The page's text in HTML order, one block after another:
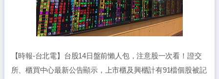
【時報-台北電】台股14日盤前懶人包，注意股一次看！證交
所、櫃買中心最新公告顯示，上市櫃及興櫃計有91檔個股被記